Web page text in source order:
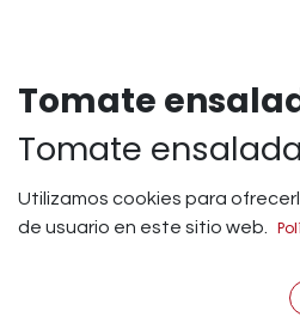
Tomate
Tomate
origen SANLUCAR
BARRAMEDA.
Utilizamos cookies para
de usuario en este sitio web.